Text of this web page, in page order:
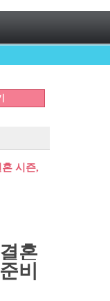
시즌,
혼
비